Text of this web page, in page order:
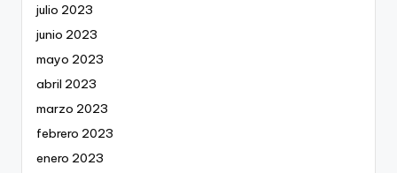
julio 2023
junio 2023
mayo 2023
abril 2023
marzo 2023
febrero 2023
enero 2023